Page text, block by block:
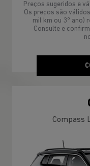
Preços sugeridos e
Os preços são
mil km ou 3º ano)
Consulte e
Compass